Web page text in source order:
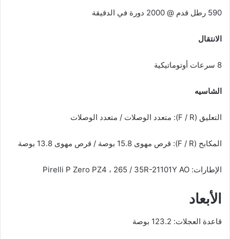
590 رطل قدم @ 2000 دورة في الدقيقة
الانتقال
8 سرعات أوتوماتيكية
الشاسيه
التعليق (F / R): متعدد الوصلات / متعدد الوصلات
المكابح (F / R): قرص مهوى 15.8 بوصة / قرص مهوى 13.8 بوصة
الإطارات: Pirelli P Zero PZ4 ، 265 / 35R-21101Y AO
الأبعاد
قاعدة العجلات: 123.2 بوصة